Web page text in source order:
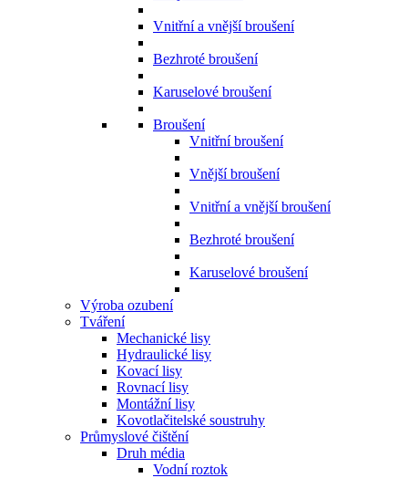
Vnitřní a vnější broušení
Bezhroté broušení
Karuselové broušení
Broušení
Vnitřní broušení
Vnější broušení
Vnitřní a vnější broušení
Bezhroté broušení
Karuselové broušení
Výroba ozubení
Tváření
Mechanické lisy
Hydraulické lisy
Kovací lisy
Rovnací lisy
Montážní lisy
Kovotlačitelské soustruhy
Průmyslové čištění
Druh média
Vodní roztok